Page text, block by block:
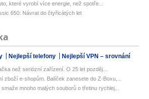
které vyrobí více energie, než spotře...
650: Návrat do čtyřicátých let
Nejlepší telefony Nejlepší VPN – srovnání
než seriózní zařízení. O 25 let pozděj...
zboží e-shopům. Balíček zanesete do Z-Boxu,...
mnoho malých souborů o třetinu rychlej...